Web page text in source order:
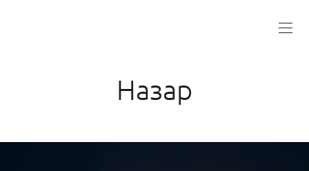
Назар